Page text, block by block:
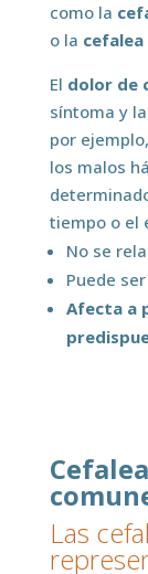
como la
o la
El dolor de
síntoma y
por
los malos
tiempo o el
No se
Puede ser
Afecta a
Las